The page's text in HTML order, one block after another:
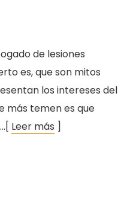
de lesiones
es, que son mitos
los intereses del
más temen es que
Leer más ]